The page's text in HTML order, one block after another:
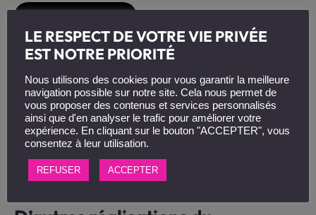
LE RESPECT DE VOTRE VIE PRIVÉE
EST NOTRE PRIORITÉ
Nous utilisons des cookies pour vous garantir la meilleure
navigation possible sur notre site. Cela nous permet de
vous proposer des contenus et services personnalisés
ainsi que d'en analyser le trafic pour améliorer votre
expérience. En cliquant sur le bouton "ACCEPTER", vous
consentez à leur utilisation.
REFUSER ACCEPTER